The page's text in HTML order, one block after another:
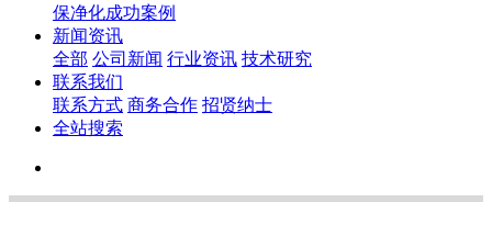
保净化成功案例
新闻资讯
全部 公司新闻 行业资讯 技术研究
联系我们
联系方式 商务合作 招贤纳士
全站搜索